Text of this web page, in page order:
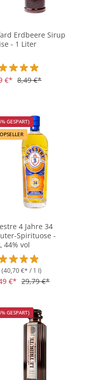
4.9 von 5 Sternen
Erdbeere Sirup
- 1 Liter
Bewertung
€* 8,49 €*
4.8 von 5 Sternen
GESPART)
4 Jahre 34
Spirituose -
44% vol
Bewertung
(40,70 €* / 1 l)
€* 29,79 €*
GESPART)